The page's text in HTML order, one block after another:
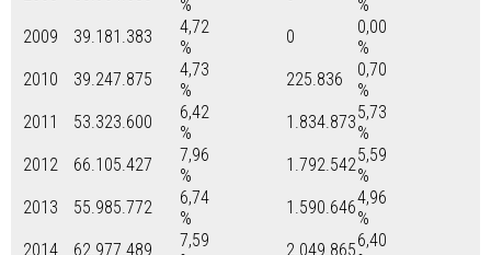
%
%
2009
39.181.383
4,72
%
0
0,00
%
2010
39.247.875
4,73
%
225.836
0,70
%
2011
53.323.600
6,42
%
1.834.8735,73
%
2012
66.105.427
7,96
%
1.792.5425,59
%
2013
55.985.772
6,74
%
1.590.6464,96
%
2014
62.977.489
7,59
2.049.8656,40